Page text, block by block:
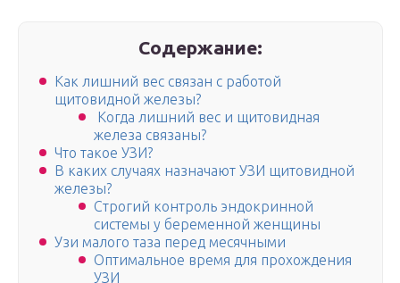
Содержание:
Как лишний вес связан с работой
щитовидной железы?
Когда лишний вес и щитовидная
железа связаны?
Что такое УЗИ?
В каких случаях назначают УЗИ щитовидной
железы?
Строгий контроль эндокринной
системы у беременной женщины
Узи малого таза перед месячными
Оптимальное время для прохождения
УЗИ